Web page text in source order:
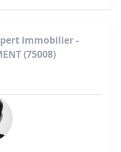
immobilier -
(75008)